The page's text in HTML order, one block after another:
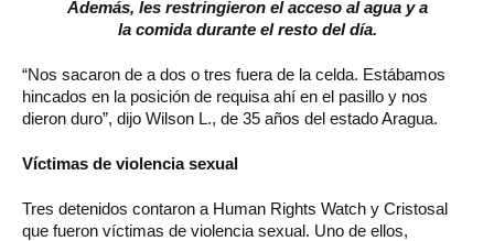
Además, les restringieron el acceso al agua y a
la comida durante el resto del día.
“Nos sacaron de a dos o tres fuera de la celda. Estábamos
hincados en la posición de requisa ahí en el pasillo y nos
dieron duro”, dijo Wilson L., de 35 años del estado Aragua.
Víctimas de violencia sexual
Tres detenidos contaron a Human Rights Watch y Cristosal
que fueron víctimas de violencia sexual. Uno de ellos,